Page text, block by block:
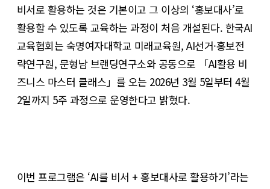
비서로 활용하는 것은 기본이고 그 이상의 ‘홍보대사’로
활용할 수 있도록 교육하는 과정이 처음 개설된다. 한국AI
교육협회는 숙명여자대학교 미래교육원, AI선거·홍보전
략연구원, 문형남 브랜딩연구소와 공동으로 「AI활용 비
즈니스 마스터 클래스」를 오는 2026년 3월 5일부터 4월
2일까지 5주 과정으로 운영한다고 밝혔다.
이번 프로그램은 ‘AI를 비서 + 홍보대사로 활용하기’라는